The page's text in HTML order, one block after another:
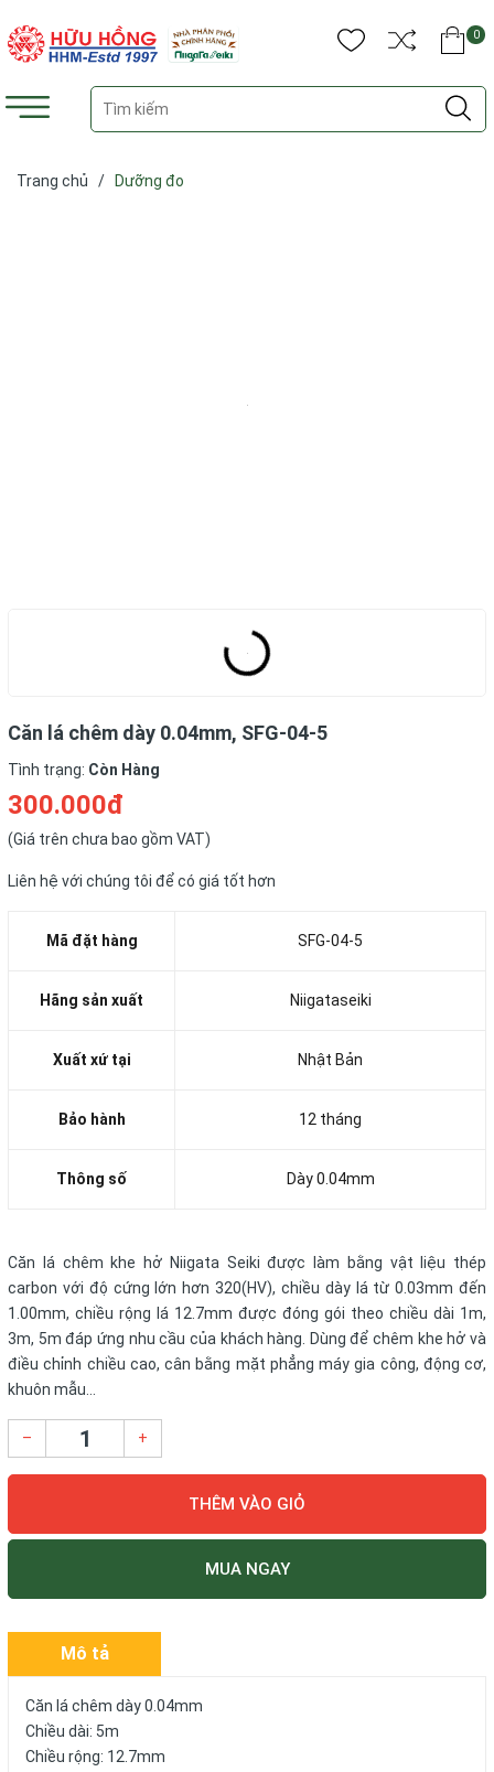
0
Trang chủ / Dưỡng đo
Căn lá chêm dày 0.04mm, SFG-04-5
Tình trạng: Còn Hàng
300.000đ
(Giá trên chưa bao gồm VAT)
Liên hệ với chúng tôi để có giá tốt hơn
Mã đặt hàng SFG-04-5
Hãng sản xuất Niigataseiki
Xuất xứ tại Nhật Bản
Bảo hành 12 tháng
Thông số Dày 0.04mm
Căn lá chêm khe hở Niigata Seiki được làm bằng vật liệu thép
carbon với độ cứng lớn hơn 320(HV), chiều dày lá từ 0.03mm đến
1.00mm, chiều rộng lá 12.7mm được đóng gói theo chiều dài 1m,
3m, 5m đáp ứng nhu cầu của khách hàng. Dùng để chêm khe hở và
điều chỉnh chiều cao, cân bằng mặt phẳng máy gia công, động cơ,
khuôn mẫu…
– +
THÊM VÀO GIỎ
MUA NGAY
Mô tả
Căn lá chêm dày 0.04mm
Chiều dài: 5m
Chiều rộng: 12.7mm